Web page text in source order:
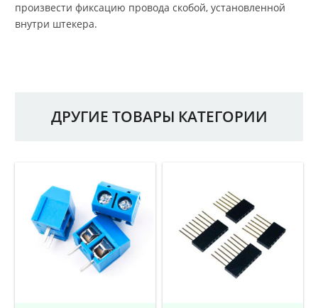
произвести фиксацию провода скобой, установленной
внутри штекера.
ДРУГИЕ ТОВАРЫ КАТЕГОРИИ